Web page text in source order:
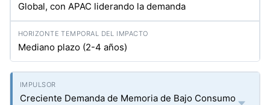
Global, con APAC liderando la demanda
Mediano plazo (2-4 años)
Creciente Demanda de Memoria de Bajo Consumo